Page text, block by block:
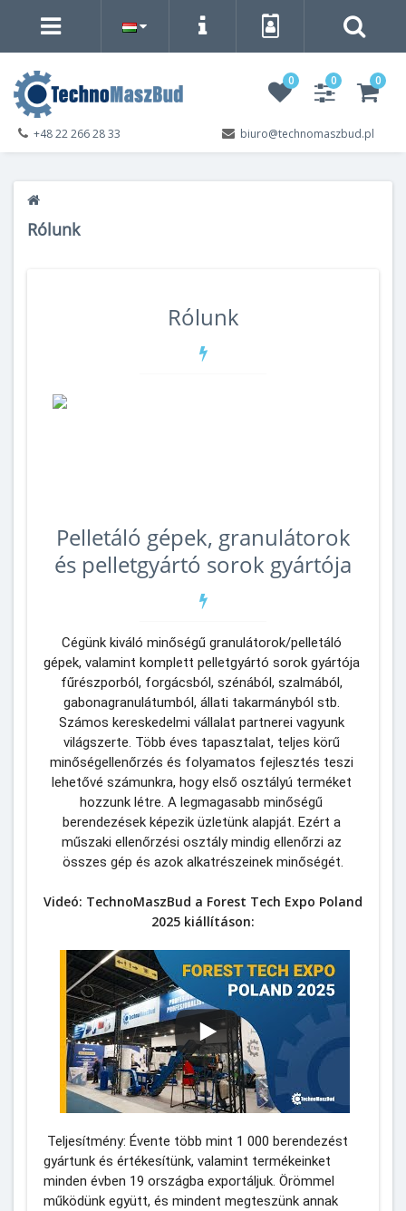
0 0 0
biuro@technomaszbud.pl
+48 22 266 28 33
Rólunk
Rólunk
Pelletáló gépek, granulátorok
és pelletgyártó sorok gyártója
Cégünk kiváló minőségű granulátorok/pelletáló
gépek, valamint komplett pelletgyártó sorok gyártója
fűrészporból, forgácsból, szénából, szalmából,
gabonagranulátumból, állati takarmányból stb.
Számos kereskedelmi vállalat partnerei vagyunk
világszerte. Több éves tapasztalat, teljes körű
minőségellenőrzés és folyamatos fejlesztés teszi
lehetővé számunkra, hogy első osztályú terméket
hozzunk létre. A legmagasabb minőségű
berendezések képezik üzletünk alapját. Ezért a
műszaki ellenőrzési osztály mindig ellenőrzi az
összes gép és azok alkatrészeinek minőségét.
Videó: TechnoMaszBud a Forest Tech Expo Poland
2025 kiállításon:
gyártunk és értékesítünk, valamint termékeinket
minden évben 19 országba exportáljuk. Örömmel
működünk együtt, és mindent megteszünk annak